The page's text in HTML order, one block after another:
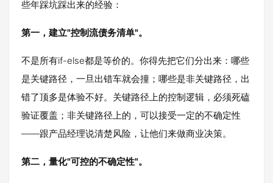
些年踩坑踩出来的经验：
第一，建立"控制流债务清单"。
不是所有if-else都是等价的。你得先把它们分出来：哪些
是关键路径，一旦出错车就会撞；哪些是非关键路径，出
错了顶多是体验不好。关键路径上的控制逻辑，必须死磕
验证覆盖；非关键路径上的，可以接受一定的不确定性
——跟产品经理说清楚风险，让他们来做商业决策。
第二，量化"可控的不确定性"。